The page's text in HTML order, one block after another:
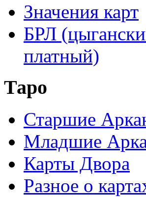
Значения карт
БРЛ
платный)
Таро
Старшие
Младшие
Карты Двора
Разное о